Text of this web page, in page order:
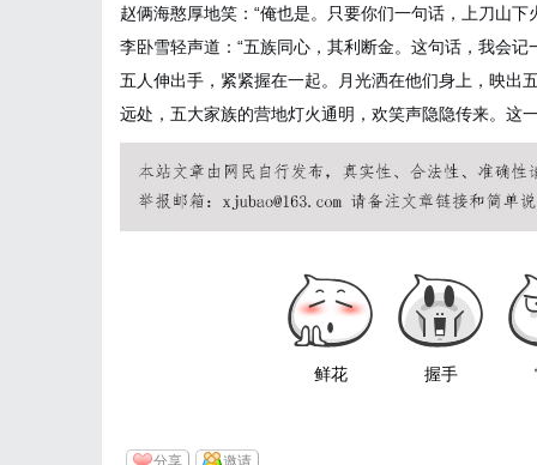
赵俩海憨厚地笑：“俺也是。只要你们一句话，上刀山下
李卧雪轻声道：“五族同心，其利断金。这句话，我会记
五人伸出手，紧紧握在一起。月光洒在他们身上，映出
远处，五大家族的营地灯火通明，欢笑声隐隐传来。这
鲜花 握手
分享 邀请